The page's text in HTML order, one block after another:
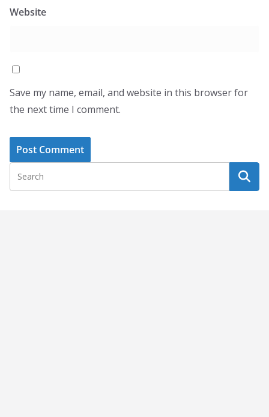
Website
Save my name, email, and website in this browser for
the next time I comment.